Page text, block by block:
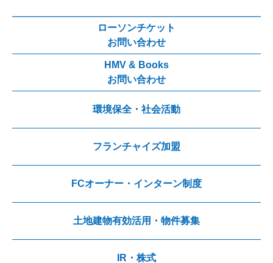
ローソンチケット
お問い合わせ
HMV & Books
お問い合わせ
環境保全・社会活動
フランチャイズ加盟
FCオーナー・インターン制度
土地建物有効活用・物件募集
IR・株式